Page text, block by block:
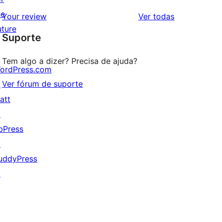
2
estrela
com
1
Your review Ver todasavaliações
Suporte
Tem algo a dizer? Precisa de ajuda?
Ver fórum de suporte